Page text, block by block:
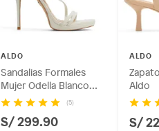
ALDO
Sandalias Formales
Mujer Odella Blanco
Aldo
(5)
S/ 299.90
ALDO
Aldo
S/